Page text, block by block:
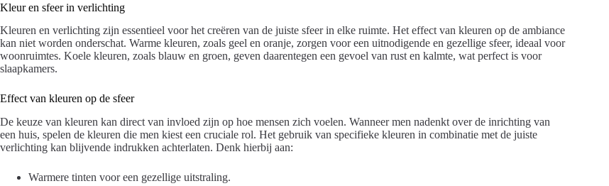
Kleur en sfeer in verlichting
Kleuren en verlichting zijn essentieel voor het creëren van de juiste sfeer in elke ruimte. Het effect van kleuren op de ambiance
kan niet worden onderschat. Warme kleuren, zoals geel en oranje, zorgen voor een uitnodigende en gezellige sfeer, ideaal voor
woonruimtes. Koele kleuren, zoals blauw en groen, geven daarentegen een gevoel van rust en kalmte, wat perfect is voor
slaapkamers.
Effect van kleuren op de sfeer
De keuze van kleuren kan direct van invloed zijn op hoe mensen zich voelen. Wanneer men nadenkt over de inrichting van
een huis, spelen de kleuren die men kiest een cruciale rol. Het gebruik van specifieke kleuren in combinatie met de juiste
verlichting kan blijvende indrukken achterlaten. Denk hierbij aan:
Warmere tinten voor een gezellige uitstraling.